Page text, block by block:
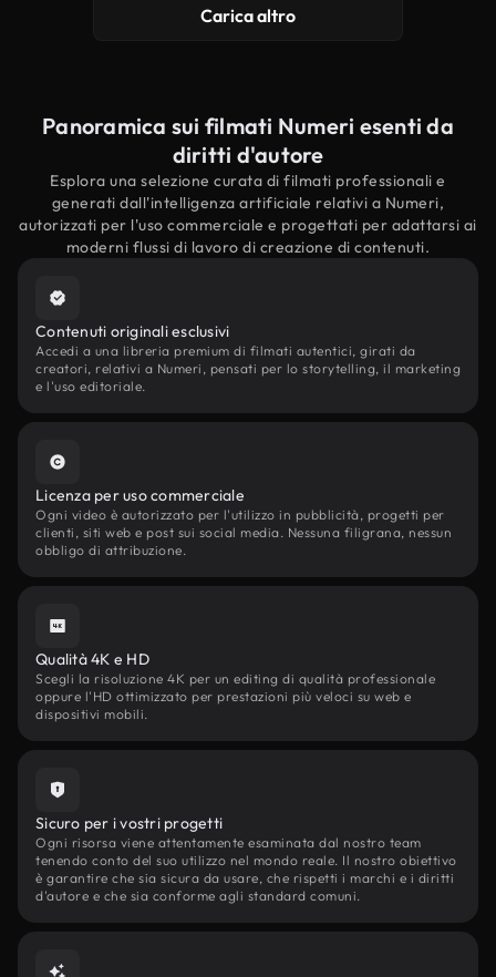
Carica altro
Panoramica sui filmati Numeri esenti da
diritti d'autore
Esplora una selezione curata di filmati professionali e
generati dall'intelligenza artificiale relativi a Numeri,
autorizzati per l'uso commerciale e progettati per adattarsi ai
moderni flussi di lavoro di creazione di contenuti.
Contenuti originali esclusivi
Accedi a una libreria premium di filmati autentici, girati da
creatori, relativi a Numeri, pensati per lo storytelling, il marketing
e l'uso editoriale.
Licenza per uso commerciale
Ogni video è autorizzato per l'utilizzo in pubblicità, progetti per
clienti, siti web e post sui social media. Nessuna filigrana, nessun
obbligo di attribuzione.
Qualità 4K e HD
Scegli la risoluzione 4K per un editing di qualità professionale
oppure l'HD ottimizzato per prestazioni più veloci su web e
dispositivi mobili.
Sicuro per i vostri progetti
Ogni risorsa viene attentamente esaminata dal nostro team
tenendo conto del suo utilizzo nel mondo reale. Il nostro obiettivo
è garantire che sia sicura da usare, che rispetti i marchi e i diritti
d'autore e che sia conforme agli standard comuni.